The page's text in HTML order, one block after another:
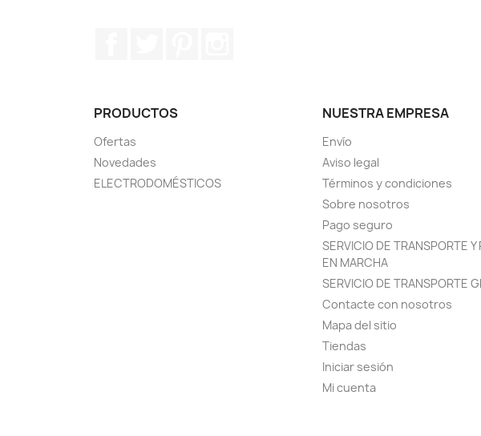
PRODUCTOS
Ofertas
Novedades
ELECTRODOMÉSTICOS
NUESTRA EMPRESA
Envío
Aviso legal
Términos y condiciones
Sobre nosotros
Pago seguro
SERVICIO DE TRANSPORTE Y
EN MARCHA
SERVICIO DE TRANSPORTE
Contacte con nosotros
Mapa del sitio
Tiendas
Iniciar sesión
Mi cuenta